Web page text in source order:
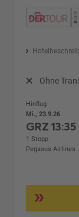
Ohne
Hinflug
Mi., 23.9.26
GRZ13:35
1 Stopp
Pegasus Airlines